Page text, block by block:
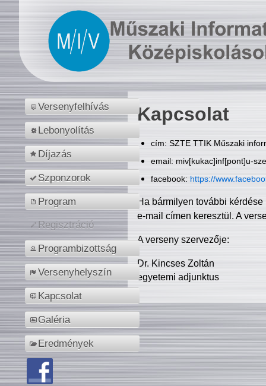
Versenyfelhívás
Lebonyolítás
Díjazás
Szponzorok
Program
Regisztráció
Programbizottság
Versenyhelyszín
Kapcsolat
Galéria
Eredmények
Kapcsolat
cím: SZTE TTIK Műszaki
email: miv[kukac]inf[pont]u-
facebook: https://
Ha bármilyen további
e-mail címen keresztül. A
A verseny szervezője:
Dr. Kincses Zoltán
egyetemi adjunktus